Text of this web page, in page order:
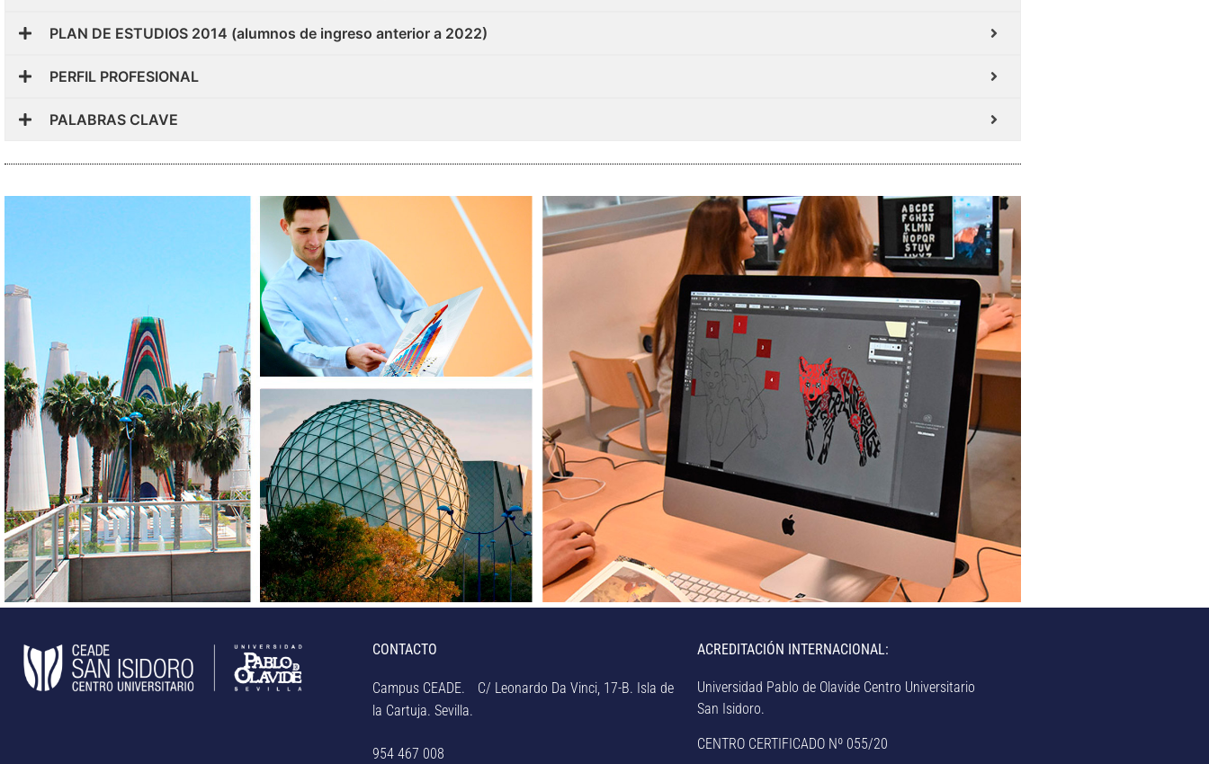
PLAN DE ESTUDIOS 2014 (alumnos de ingreso anterior a 2022)
PERFIL PROFESIONAL
PALABRAS CLAVE
CONTACTO
Campus CEADE. C/ Leonardo Da Vinci, 17-B. Isla de
la Cartuja. Sevilla.
954 467 008
ACREDITACIÓN INTERNACIONAL:
Universidad Pablo de Olavide Centro Universitario
San Isidoro.
CENTRO CERTIFICADO Nº 055/20